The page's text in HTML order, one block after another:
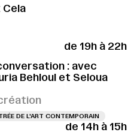
Cela
de 19h à 22h
: avec
Behloul et Seloua
DE L'ART CONTEMPORAIN
de 14h à 15h